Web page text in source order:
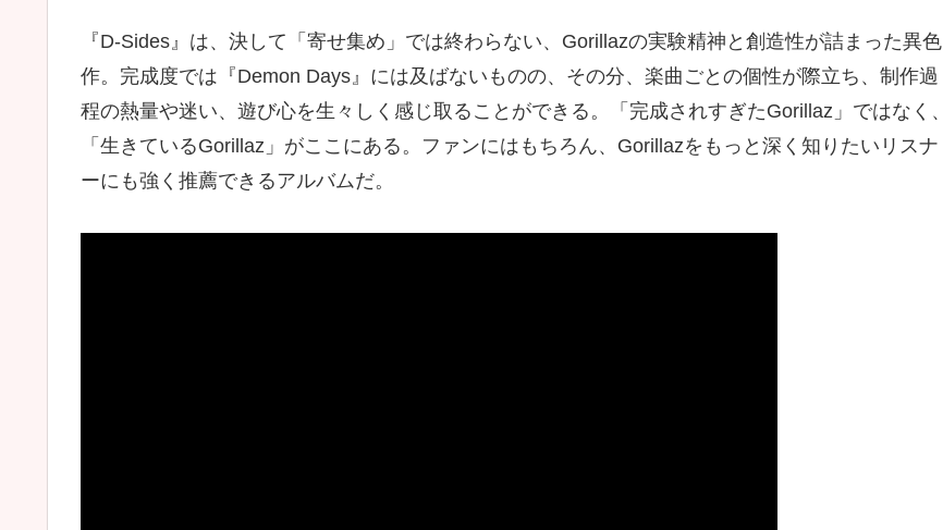
『D-Sides』は、決して「寄せ集め」では終わらない、Gorillazの実験精神と創造性が詰まった異色
作。完成度では『Demon Days』には及ばないものの、その分、楽曲ごとの個性が際立ち、制作過
程の熱量や迷い、遊び心を生々しく感じ取ることができる。「完成されすぎたGorillaz」ではなく、
「生きているGorillaz」がここにある。ファンにはもちろん、Gorillazをもっと深く知りたいリスナ
ーにも強く推薦できるアルバムだ。